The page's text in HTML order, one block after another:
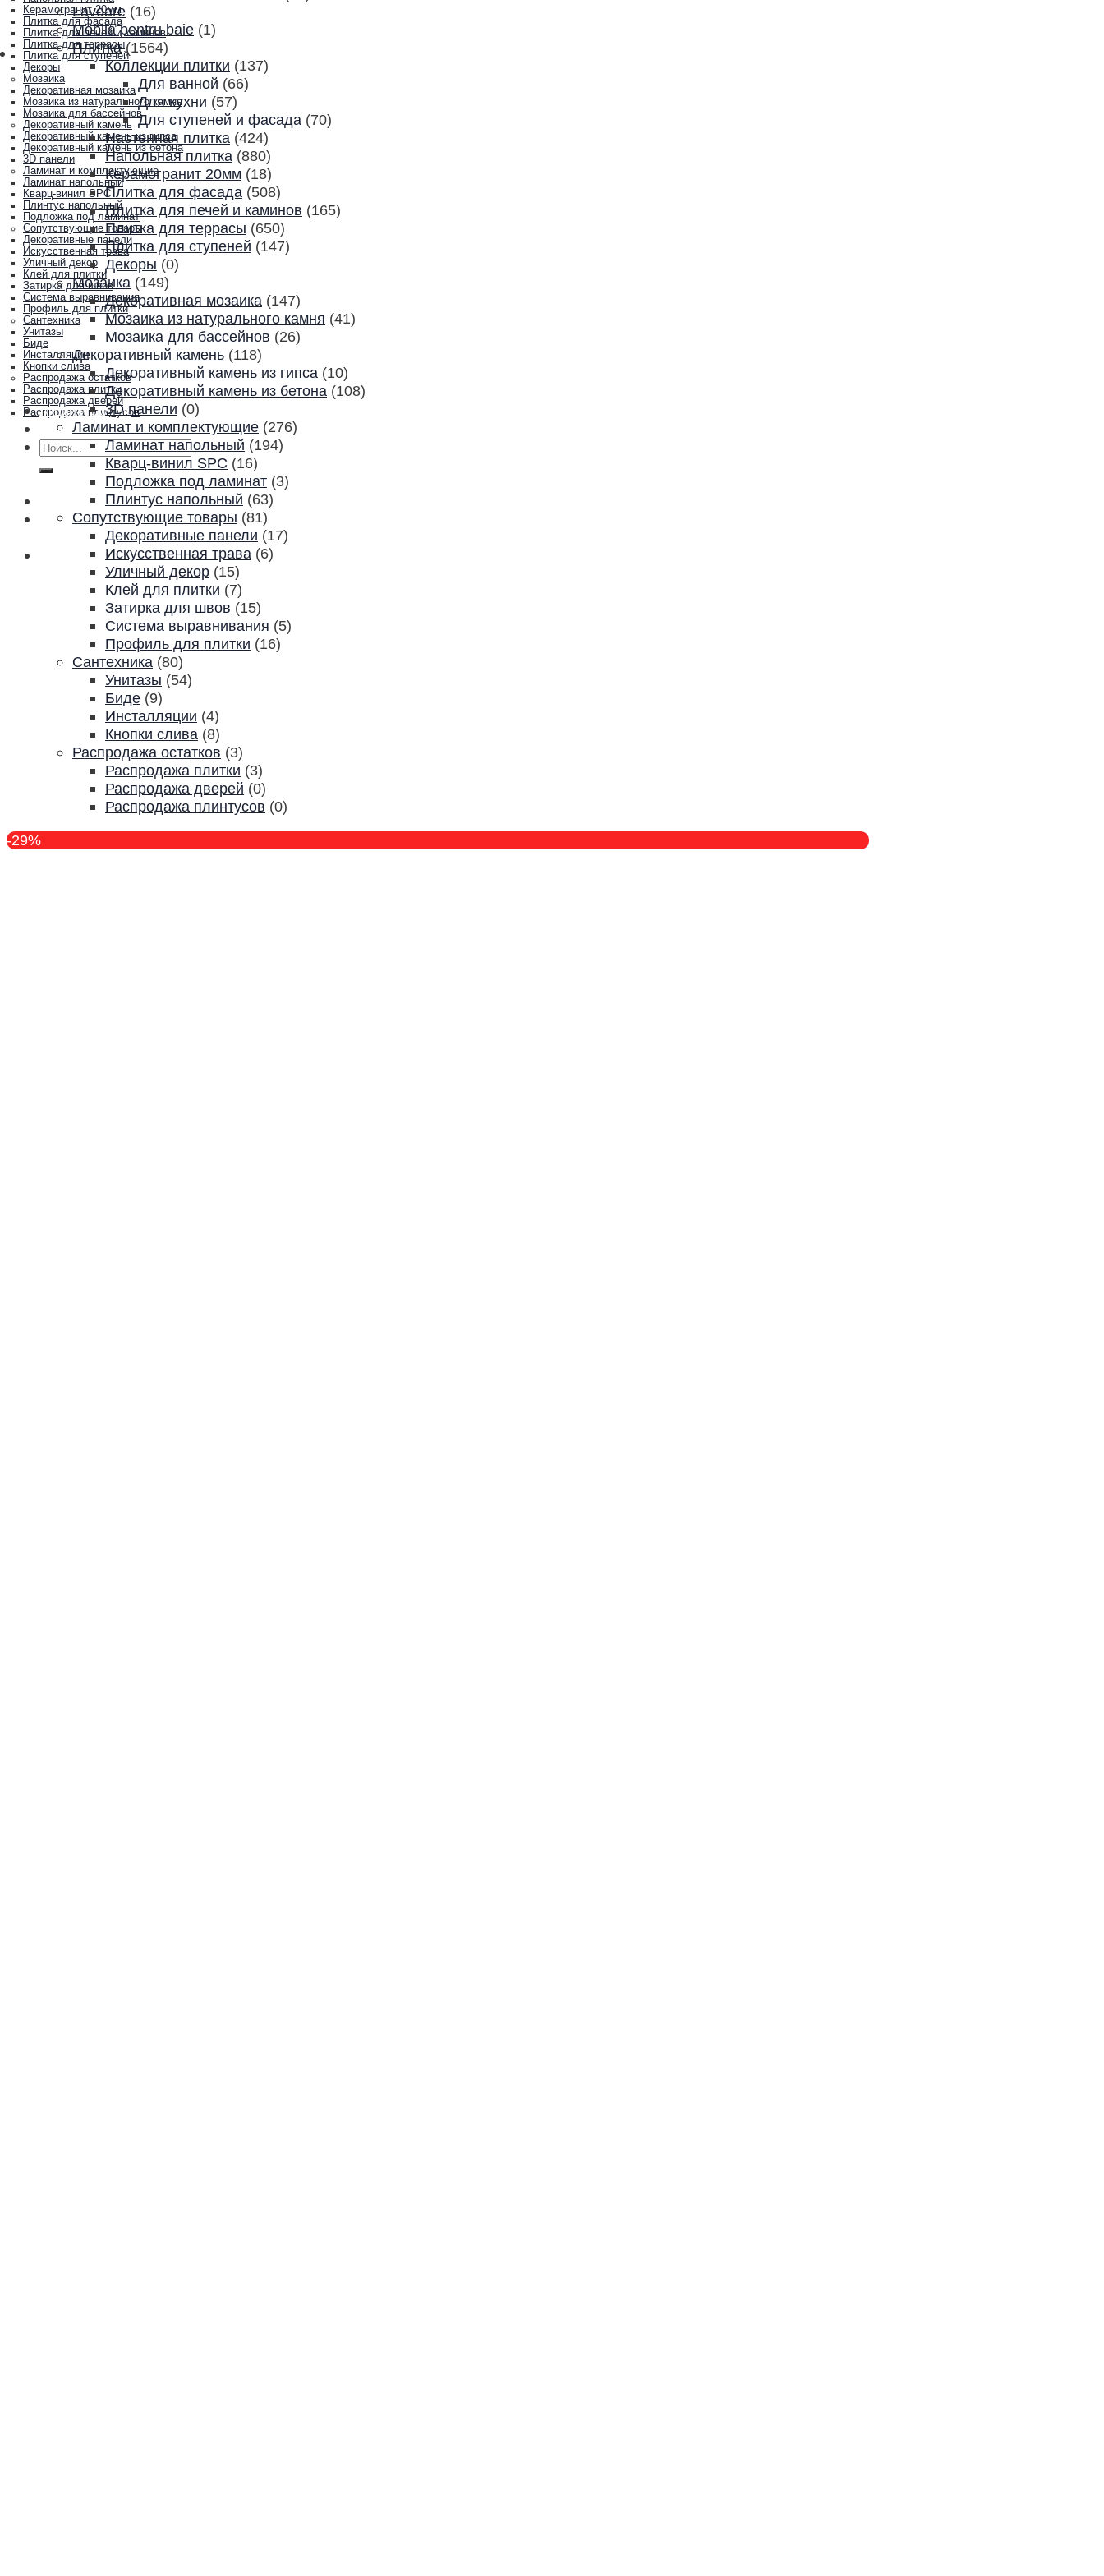
Керамогранит 20мм
Плитка для фасада
Плитка для печей и каминов
Плитка для террасы
Плитка для ступеней
Декоры
Мозаика
Декоративная мозаика
Мозаика из натурального камня
Мозаика для бассейнов
Декоративный камень
Декоративный камень из гипса
Декоративный камень из бетона
3D панели
Ламинат и комплектующие
Ламинат напольный
Кварц-винил SPC
Плинтус напольный
Подложка под ламинат
Сопутствующие товары
Декоративные панели
Искусственная трава
Уличный декор
Клей для плитки
Затирка для швов
Система выравнивания
Профиль для плитки
Сантехника
Унитазы
Биде
Инсталляции
Кнопки слива
Распродажа остатков
Распродажа плитки
Распродажа дверей
Распродажа плинтусов
Акции и скидки
Контакты
Искать:
Lavoare (16)
Mobila pentru baie (1)
Плитка (1564)
Коллекции плитки (137)
Для ванной (66)
Для кухни (57)
Для ступеней и фасада (70)
Настенная плитка (424)
Напольная плитка (880)
Керамогранит 20мм (18)
Плитка для фасада (508)
Плитка для печей и каминов (165)
Плитка для террасы (650)
Плитка для ступеней (147)
Декоры (0)
Мозаика (149)
Декоративная мозаика (147)
Мозаика из натурального камня (41)
Мозаика для бассейнов (26)
Декоративный камень (118)
Декоративный камень из гипса (10)
Декоративный камень из бетона (108)
3D панели (0)
Ламинат и комплектующие (276)
Ламинат напольный (194)
Кварц-винил SPC (16)
Подложка под ламинат (3)
Плинтус напольный (63)
Сопутствующие товары (81)
Декоративные панели (17)
Искусственная трава (6)
Уличный декор (15)
Клей для плитки (7)
Затирка для швов (15)
Система выравнивания (5)
Профиль для плитки (16)
Сантехника (80)
Унитазы (54)
Биде (9)
Инсталляции (4)
Кнопки слива (8)
Распродажа остатков (3)
Распродажа плитки (3)
Распродажа дверей (0)
Распродажа плинтусов (0)
-29%